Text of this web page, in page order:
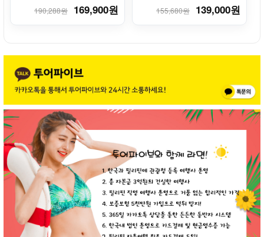
190,288원
169,900원
155,680원
139,000원